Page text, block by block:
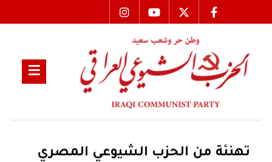
تهنئة من الحزب الشيوعي المصري